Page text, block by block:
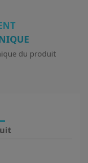
du produit